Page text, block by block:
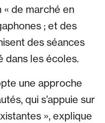
« de marché en
; et des
des séances
dans les écoles.
une approche
qui s’appuie sur
», explique